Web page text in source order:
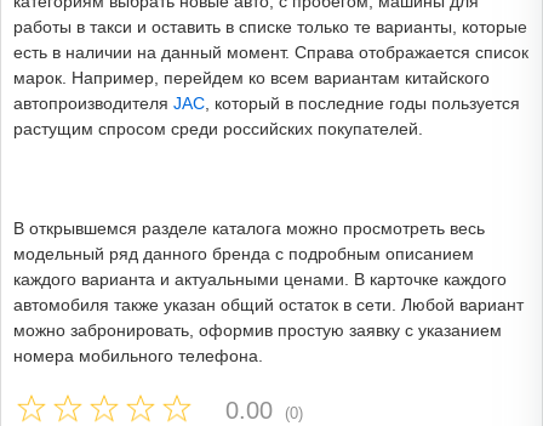
работы в такси и оставить в списке только те варианты, которые
есть в наличии на данный момент. Справа отображается список
марок. Например, перейдем ко всем вариантам китайского
автопроизводителя JAC , который в последние годы пользуется
растущим спросом среди российских покупателей.
В открывшемся разделе каталога можно просмотреть весь
модельный ряд данного бренда с подробным описанием
каждого варианта и актуальными ценами. В карточке каждого
автомобиля также указан общий остаток в сети. Любой вариант
можно забронировать, оформив простую заявку с указанием
номера мобильного телефона.
0.00 (0)